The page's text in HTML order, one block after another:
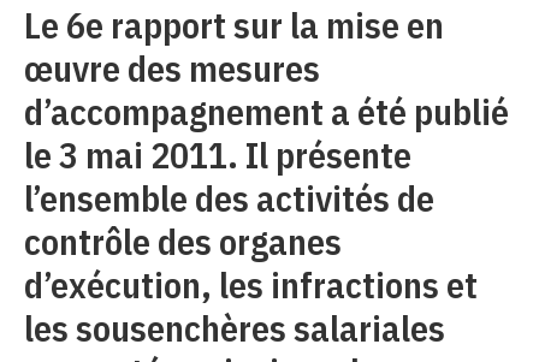
Le 6e rapport sur la mise en
œuvre des mesures
d’accompagnement a été publié
le 3 mai 2011. Il présente
l’ensemble des activités de
contrôle des organes
d’exécution, les infractions et
les sousenchères salariales